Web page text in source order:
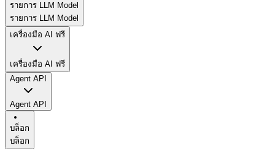
รายการ LLM Model
รายการ LLM Model
เครื่องมือ AI ฟรี
เครื่องมือ AI ฟรี
Agent API
Agent API
บล็อก
บล็อก